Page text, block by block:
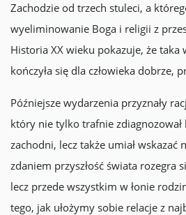
Zachodzie od trzech stuleci, a
wyeliminowanie Boga i religii z
Historia XX wieku pokazuje, że taka
kończyła się dla człowieka dobrze,
Późniejsze wydarzenia przyznały
który nie tylko trafnie
zachodni, lecz także umiał wskazać
zdaniem przyszłość świata rozegra
lecz przede wszystkim w łonie
tego, jak ułożymy sobie relacje z